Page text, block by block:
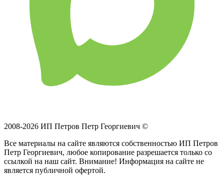
2008-2026 ИП Петров Петр Георгиевич ©
Все материалы на сайте являются собственностью ИП Петров
Петр Георгиевич, любое копирование разрешается только со
ссылкой на наш сайт. Внимание! Информация на сайте не
является публичной офертой.